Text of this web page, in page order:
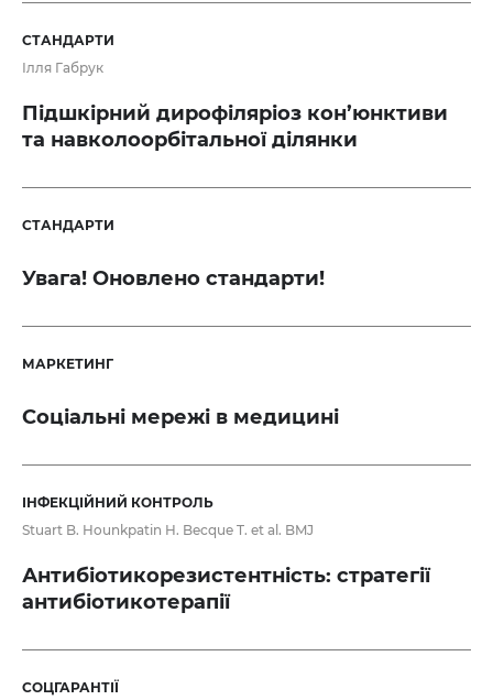
СТАНДАРТИ
Ілля Габрук
Підшкірний дирофіляріоз кон’юнктиви
та навколоорбітальної ділянки
СТАНДАРТИ
Увага! Оновлено стандарти!
МАРКЕТИНГ
Соціальні мережі в медицині
ІНФЕКЦІЙНИЙ КОНТРОЛЬ
Stuart B. Hounkpatin H. Becque T. et al. BMJ
Антибіотикорезистентність: стратегії
антибіотикотерапії
СОЦГАРАНТІЇ